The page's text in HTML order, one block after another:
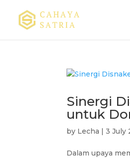
Sinergi
untuk
by Lecha |3 July
Dalam upaya